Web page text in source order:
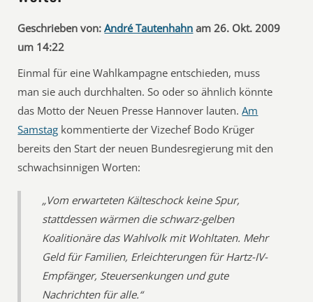
Geschrieben von: André Tautenhahn am 26. Okt. 2009
um 14:22
Einmal für eine Wahlkampagne entschieden, muss
man sie auch durchhalten. So oder so ähnlich könnte
das Motto der Neuen Presse Hannover lauten.Am
Samstag kommentierte der Vizechef Bodo Krüger
bereits den Start der neuen Bundesregierung mit den
schwachsinnigen Worten:
„Vom erwarteten Kälteschock keine Spur,
stattdessen wärmen die schwarz-gelben
Koalitionäre das Wahlvolk mit Wohltaten. Mehr
Geld für Familien, Erleichterungen für Hartz-IV-
Empfänger, Steuersenkungen und gute
Nachrichten für alle.“